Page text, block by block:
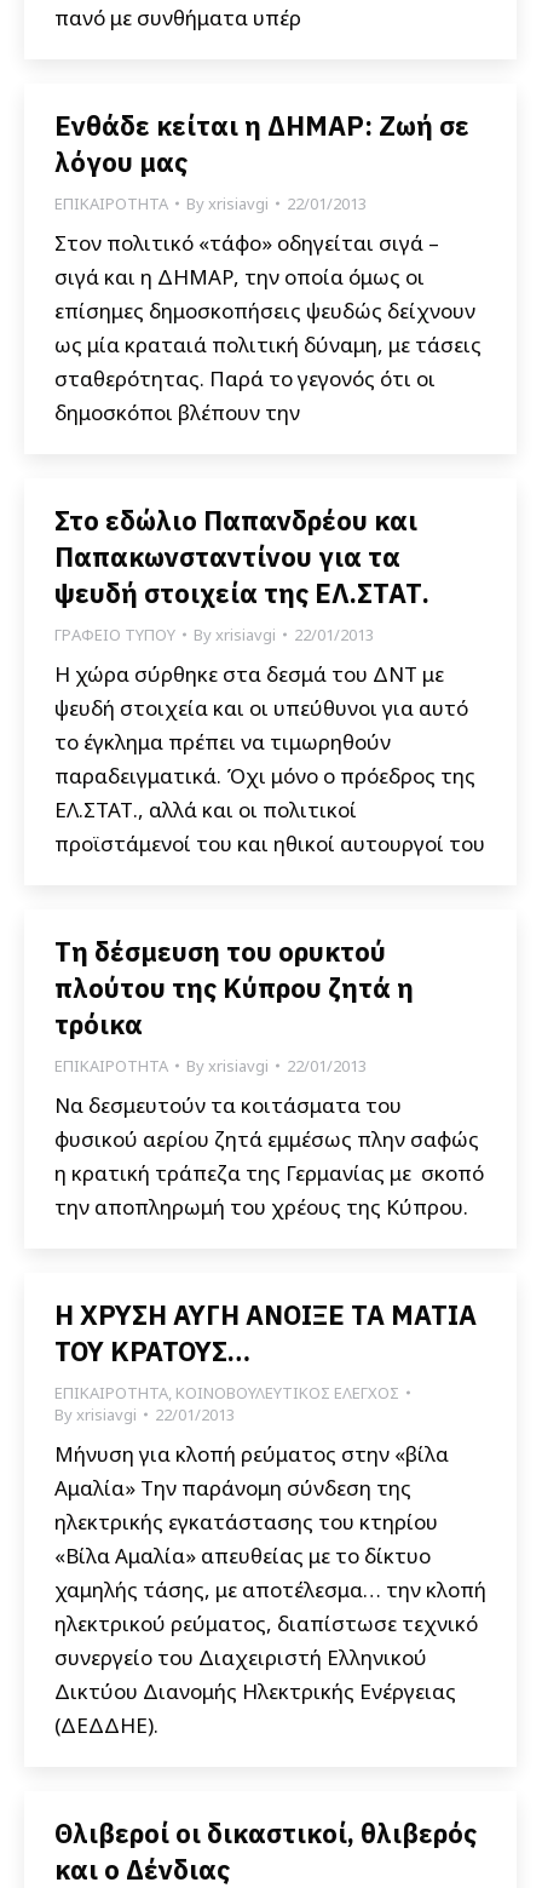
πανό με συνθήματα υπέρ
Ενθάδε κείται η ΔΗΜΑΡ: Ζωή σε
λόγου μας
ΕΠΙΚΑΙΡΟΤΗΤΑ Byxrisiavgi 22/01/2013
Στον πολιτικό «τάφο» οδηγείται σιγά –
σιγά και η ΔΗΜΑΡ, την οποία όμως οι
επίσημες δημοσκοπήσεις ψευδώς δείχνουν
ως μία κραταιά πολιτική δύναμη, με τάσεις
σταθερότητας. Παρά το γεγονός ότι οι
δημοσκόποι βλέπουν την
Στο εδώλιο Παπανδρέου και
Παπακωνσταντίνου για τα
ψευδή στοιχεία της ΕΛ.ΣΤΑΤ.
ΓΡΑΦΕΙΟ ΤΥΠΟΥ Byxrisiavgi 22/01/2013
Η χώρα σύρθηκε στα δεσμά του ΔΝΤ με
ψευδή στοιχεία και οι υπεύθυνοι για αυτό
το έγκλημα πρέπει να τιμωρηθούν
παραδειγματικά. Όχι μόνο ο πρόεδρος της
ΕΛ.ΣΤΑΤ., αλλά και οι πολιτικοί
προϊστάμενοί του και ηθικοί αυτουργοί του
Τη δέσμευση του ορυκτού
πλούτου της Κύπρου ζητά η
τρόικα
ΕΠΙΚΑΙΡΟΤΗΤΑ Byxrisiavgi 22/01/2013
Να δεσμευτούν τα κοιτάσματα του
φυσικού αερίου ζητά εμμέσως πλην σαφώς
η κρατική τράπεζα της Γερμανίας με σκοπό
την αποπληρωμή του χρέους της Κύπρου.
Η ΧΡΥΣΗ ΑΥΓΗ ΑΝΟΙΞΕ ΤΑ ΜΑΤΙΑ
ΤΟΥ ΚΡΑΤΟΥΣ…
ΕΠΙΚΑΙΡΟΤΗΤΑ, ΚΟΙΝΟΒΟΥΛΕΥΤΙΚΟΣ ΕΛΕΓΧΟΣ
Byxrisiavgi 22/01/2013
Μήνυση για κλοπή ρεύματος στην «βίλα
Αμαλία» Την παράνομη σύνδεση της
ηλεκτρικής εγκατάστασης του κτηρίου
«Βίλα Αμαλία» απευθείας με το δίκτυο
χαμηλής τάσης, με αποτέλεσμα… την κλοπή
ηλεκτρικού ρεύματος, διαπίστωσε τεχνικό
συνεργείο του Διαχειριστή Ελληνικού
Δικτύου Διανομής Ηλεκτρικής Ενέργειας
(ΔΕΔΔΗΕ).
Θλιβεροί οι δικαστικοί, θλιβερός
και ο Δένδιας